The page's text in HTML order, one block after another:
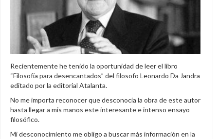
Recientemente he tenido la oportunidad de leer el libro
“Filosofía para desencantados” del filosofo Leonardo Da Jandra
editado por la editorial Atalanta.
No me importa reconocer que desconocía la obra de este autor
hasta llegar a mis manos este interesante e intenso ensayo
filosófico.
Mi desconocimiento me obligo a buscar más información en la